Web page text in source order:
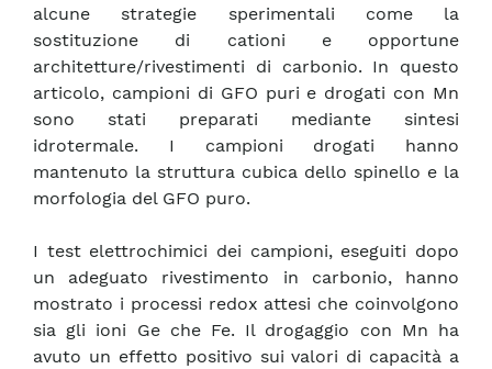
alcune strategie sperimentali come la
sostituzione di cationi e opportune
architetture/rivestimenti di carbonio. In questo
articolo, campioni di GFO puri e drogati con Mn
sono stati preparati mediante sintesi
idrotermale. I campioni drogati hanno
mantenuto la struttura cubica dello spinello e la
morfologia del GFO puro.
I test elettrochimici dei campioni, eseguiti dopo
un adeguato rivestimento in carbonio, hanno
mostrato i processi redox attesi che coinvolgono
sia gli ioni Ge che Fe. Il drogaggio con Mn ha
avuto un effetto positivo sui valori di capacità a